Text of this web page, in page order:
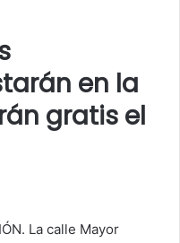
en la
gratis el
La calle Mayor